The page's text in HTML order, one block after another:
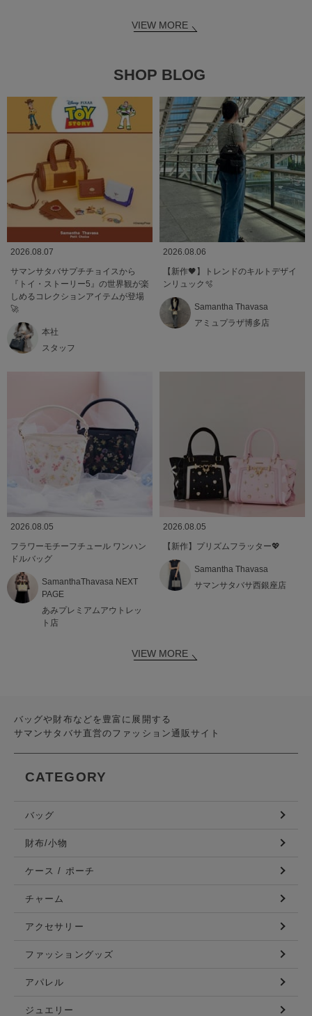
VIEW MORE
SHOP BLOG
2026.08.07
サマンサタバサプチチョイスから
『トイ・ストーリー5』の世界観が楽
しめるコレクションアイテムが登場
🚀
本社
スタッフ
2026.08.06
【新作🖤】トレンドのキルトデザイ
ンリュック🫧
Samantha Thavasa
アミュプラザ博多店
2026.08.05
フラワーモチーフチュール ワンハン
ドルバッグ
SamanthaThavasa NEXT
PAGE
あみプレミアムアウトレッ
ト店
2026.08.05
【新作】プリズムフラッター💖
Samantha Thavasa
サマンサタバサ西銀座店
VIEW MORE
バッグや財布などを豊富に展開する
サマンサタバサ直営のファッション通販サイト
CATEGORY
バッグ
財布/小物
ケース / ポーチ
チャーム
アクセサリー
ファッショングッズ
アパレル
ジュエリー